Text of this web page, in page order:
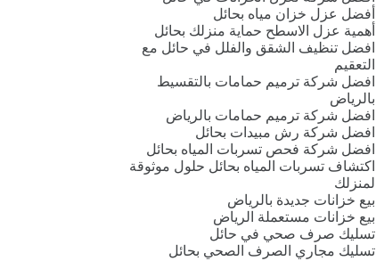
أفضل عزل خزان مياه بحائل
أهمية عزل الاسطح حماية منزلك بحائل
افضل تنظيف الشقق والفلل في حائل مع
التعقيم
افضل شركة ترميم حمامات بالتقسيط
بالرياض
افضل شركة ترميم حمامات بالرياض
افضل شركة رش مبيدات بحائل
افضل شركة فحص تسربات المياه بحائل
اكتشاف تسربات المياه بحائل حلول موثوقة
لمنزلك
بيع خزانات جديدة بالرياض
بيع خزانات مستعملة الرياض
تسليك صرف صحي في حائل
تسليك مجاري الصرف الصحي بحائل